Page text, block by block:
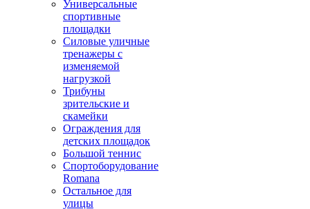
Универсальные
спортивные
площадки
Силовые уличные
тренажеры с
изменяемой
нагрузкой
Трибуны
зрительские и
скамейки
Ограждения для
детских площадок
Большой теннис
Спортоборудование
Romana
Остальное для
улицы